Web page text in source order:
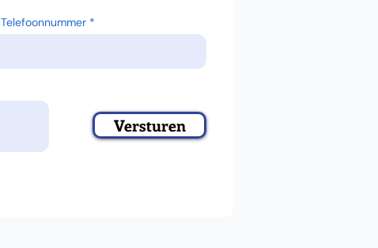
Telefoonnummer
Versturen